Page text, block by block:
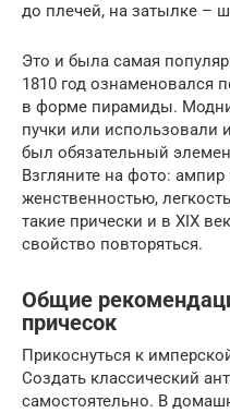
до плечей, на затылке –
Это и была самая
1810 год ознаменовался
в форме пирамиды.
пучки или использовали
был обязательный
Взгляните на фото:
женственностью,
такие прически и в XIX
свойство повторяться.
Общие
причесок
Прикоснуться к
Создать классический
самостоятельно. В